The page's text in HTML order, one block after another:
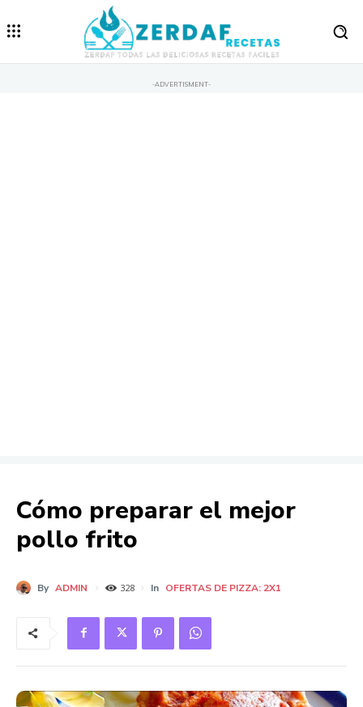
-ADVERTISMENT-
Cómo preparar el mejor
pollo frito
By ADMIN 328 In OFERTAS DE PIZZA: 2X1